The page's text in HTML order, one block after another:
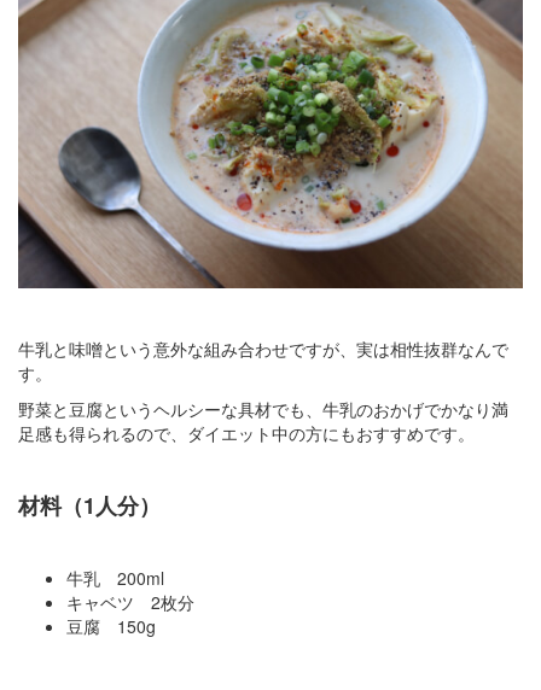
牛乳と味噌という意外な組み合わせですが、実は相性抜群なんで
す。
野菜と豆腐というヘルシーな具材でも、牛乳のおかげでかなり満
足感も得られるので、ダイエット中の方にもおすすめです。
材料（1人分）
牛乳 200ml
キャベツ 2枚分
豆腐 150g